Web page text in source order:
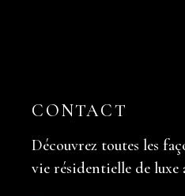
CONTACT
Découvrez toutes les
vie résidentielle de luxe